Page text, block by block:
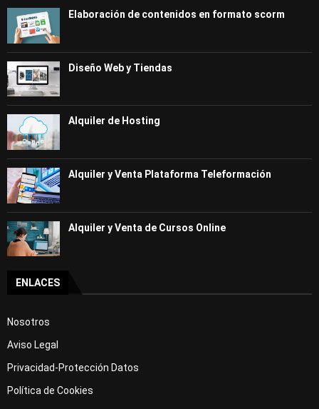
Elaboración de contenidos en formato scorm
Diseño Web y Tiendas
Alquiler de Hosting
Alquiler y Venta Plataforma Teleformación
Alquiler y Venta de Cursos Online
ENLACES
Nosotros
Aviso Legal
Privacidad-Protección Datos
Política de Cookies